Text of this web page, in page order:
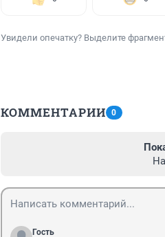
Увидели опечатку? Выделите
КОММЕНТАРИИ 0
Гость